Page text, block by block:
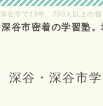
深谷市で19年、250人以上の
深谷市密着の学習塾
深谷・深谷市